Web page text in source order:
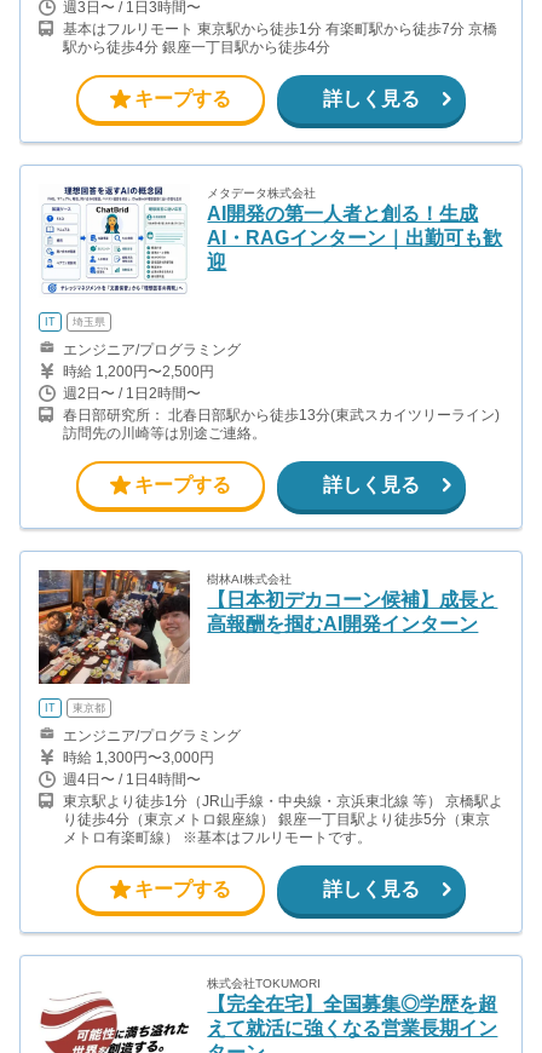
週3日〜 / 1日3時間〜
基本はフルリモート 東京駅から徒歩1分 有楽町駅から徒歩7分 京橋
駅から徒歩4分 銀座一丁目駅から徒歩4分
キープする 詳しく見る
メタデータ株式会社
AI開発の第一人者と創る！生成
AI・RAGインターン｜出勤可も歓
迎
IT 埼玉県
エンジニア/プログラミング
時給 1,200円〜2,500円
週2日〜 / 1日2時間〜
春日部研究所： 北春日部駅から徒歩13分(東武スカイツリーライン)
訪問先の川崎等は別途ご連絡。
キープする 詳しく見る
樹林AI株式会社
【日本初デカコーン候補】成長と
高報酬を掴むAI開発インターン
IT 東京都
エンジニア/プログラミング
時給 1,300円〜3,000円
週4日〜 / 1日4時間〜
東京駅より徒歩1分（JR山手線・中央線・京浜東北線 等） 京橋駅よ
り徒歩4分（東京メトロ銀座線） 銀座一丁目駅より徒歩5分（東京
メトロ有楽町線） ※基本はフルリモートです。
キープする 詳しく見る
株式会社TOKUMORI
【完全在宅】全国募集◎学歴を超
えて就活に強くなる営業長期イン